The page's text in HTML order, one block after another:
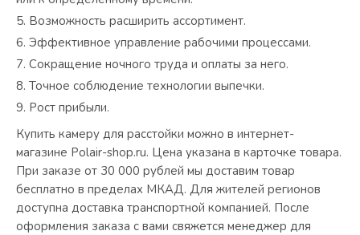
Возможность расширить ассортимент.
Эффективное управление рабочими процессами.
Сокращение ночного труда и оплаты за него.
Точное соблюдение технологии выпечки.
Рост прибыли.
Купить камеру для расстойки можно в интернет-
магазине Polair-shop.ru. Цена указана в карточке товара.
При заказе от 30 000 рублей мы доставим товар
бесплатно в пределах МКАД. Для жителей регионов
доступна доставка транспортной компанией. После
оформления заказа с вами свяжется менеджер для